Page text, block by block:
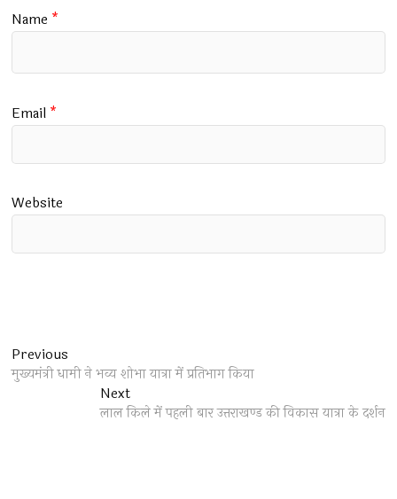
Name *
Email *
Website
Post
navigation
Previous
post:
मुख्यमंत्री धामी ने भव्य शोभा यात्रा में प्रतिभाग किया
NextNext
post:
लाल किले में पहली बार उत्तराखण्ड की विकास यात्रा के दर्शन